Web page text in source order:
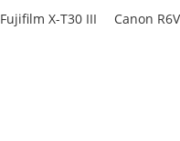
Fujifilm X-T30 III Canon R6V